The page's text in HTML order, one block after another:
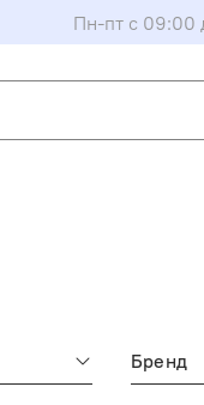
Пн-пт с 09:00
Бренд